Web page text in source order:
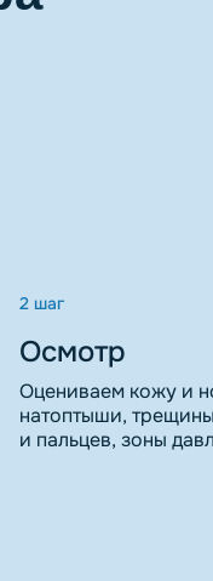
Осмотр
2 шаг
Оцениваем кожу и
натоптыши,
и пальцев, зоны